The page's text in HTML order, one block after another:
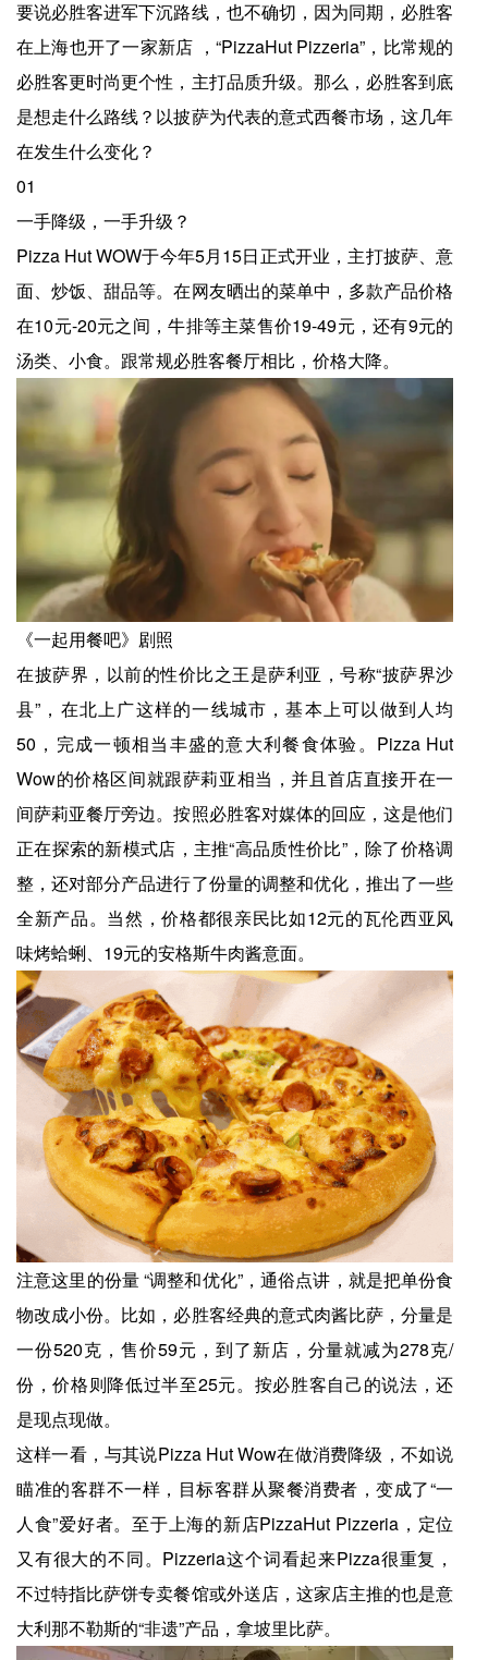
要说必胜客进军下沉路线，也不确切，因为同期，必胜客
在上海也开了一家新店 ，“PizzaHut Pizzeria”，比常规的
必胜客更时尚更个性，主打品质升级。那么，必胜客到底
是想走什么路线？以披萨为代表的意式西餐市场，这几年
在发生什么变化？
01
一手降级，一手升级？
Pizza Hut WOW于今年5月15日正式开业，主打披萨、意
面、炒饭、甜品等。在网友晒出的菜单中，多款产品价格
在10元-20元之间，牛排等主菜售价19-49元，还有9元的
汤类、小食。跟常规必胜客餐厅相比，价格大降。
《一起用餐吧》剧照
在披萨界，以前的性价比之王是萨利亚，号称“披萨界沙
县”，在北上广这样的一线城市，基本上可以做到人均
50，完成一顿相当丰盛的意大利餐食体验。Pizza Hut
Wow的价格区间就跟萨莉亚相当，并且首店直接开在一
间萨莉亚餐厅旁边。按照必胜客对媒体的回应，这是他们
正在探索的新模式店，主推“高品质性价比”，除了价格调
整，还对部分产品进行了份量的调整和优化，推出了一些
全新产品。当然，价格都很亲民比如12元的瓦伦西亚风
味烤蛤蜊、19元的安格斯牛肉酱意面。
注意这里的份量 “调整和优化”，通俗点讲，就是把单份食
物改成小份。比如，必胜客经典的意式肉酱比萨，分量是
一份520克，售价59元，到了新店，分量就减为278克/
份，价格则降低过半至25元。按必胜客自己的说法，还
是现点现做。
这样一看，与其说Pizza Hut Wow在做消费降级，不如说
瞄准的客群不一样，目标客群从聚餐消费者，变成了“一
人食”爱好者。至于上海的新店PizzaHut Pizzeria，定位
又有很大的不同。Pizzeria这个词看起来Pizza很重复，
不过特指比萨饼专卖餐馆或外送店，这家店主推的也是意
大利那不勒斯的“非遗”产品，拿坡里比萨。